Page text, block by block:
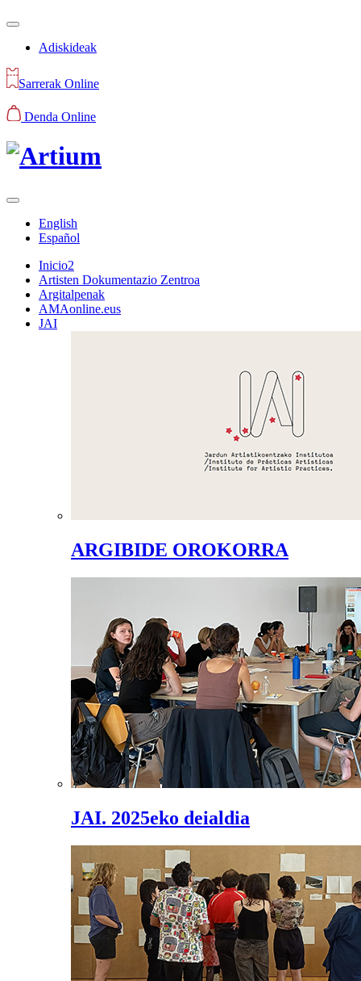
Adiskideak
Sarrerak Online
Denda Online
English
Español
Inicio2
Artisten Dokumentazio Zentroa
Argitalpenak
AMAonline.eus
JAI
ARGIBIDE OROKORRA
JAI. 2025eko deialdia